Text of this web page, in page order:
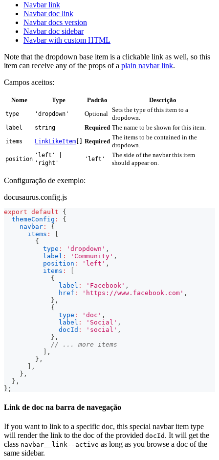
Navbar link
Navbar doc link
Navbar docs version
Navbar doc sidebar
Navbar with custom HTML
Note that the dropdown base item is a clickable link as well, so this
item can receive any of the props of a plain navbar link.
Campos aceitos:
Nome Type Padrão Descrição
type 'dropdown' Optional
Sets the type of this item to a
dropdown.
label string Required The name to be shown for this item.
items LinkLikeItem Required
The items to be contained in the
dropdown.
position
'left' |
'right'
'left'
The side of the navbar this item
should appear on.
Configuração de exemplo:
docusaurus.config.js
export default
{
themeConfig :
{
navbar :
{
items :
{
type : 'dropdown' ,
label : 'Community' ,
position : 'left' ,
items :
{
label : 'Facebook' ,
href : 'https://www.facebook.com' ,
} ,
{
type : 'doc' ,
label : 'Social' ,
docId : 'social' ,
} ,
// ... more items
,
} ,
,
} ,
} ,
} ;
Link de doc na barra de navegação
If you want to link to a specific doc, this special navbar item type
will render the link to the doc of the provided docId . It will get the
class navbar__link--active as long as you browse a doc of the
same sidebar.